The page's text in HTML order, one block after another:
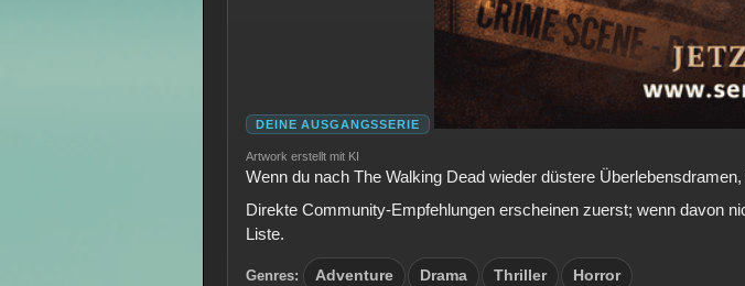
DEINE AUSGANGSSERIE
Artwork erstellt mit KI
Wenn du nach The Walking Dead wieder düstere
Direkte Community-Empfehlungen erscheinen zuerst; wenn davon
Liste.
Genres: Adventure Drama Thriller Horror